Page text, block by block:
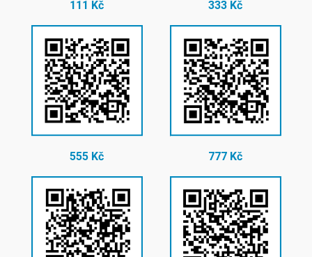
111 Kč 333 Kč
555 Kč 777 Kč